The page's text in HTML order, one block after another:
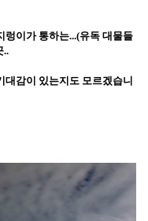
렁이가 통하는...(유독 대물들
..
대감이 있는지도 모르겠습니